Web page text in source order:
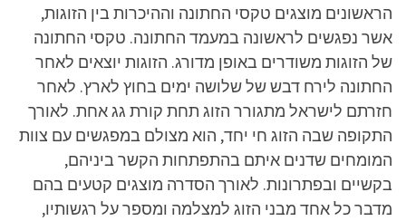
הראשונים מוצגים טקסי החתונה וההיכרות בין הזוגות,
אשר נפגשים לראשונה במעמד החתונה. טקסי החתונה
של הזוגות משודרים באופן מדורג. הזוגות יוצאים לאחר
החתונה לירח דבש של שלושה ימים בחוץ לארץ. לאחר
חזרתם לישראל מתגורר הזוג תחת קורת גג אחת. לאורך
התקופה שבה הזוג חי יחד, הוא מצולם במפגשים עם צוות
המומחים שדנים איתם בהתפתחות הקשר ביניהם,
בקשיים ובפתרונות. לאורך הסדרה מוצגים קטעים בהם
מדבר כל אחד מבני הזוג למצלמה ומספר על רגשותיו,